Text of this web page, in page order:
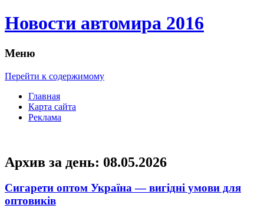
Новости автомира 2016
Меню
Перейти к содержимому
Главная
Карта сайта
Реклама
Архив за день: 08.05.2026
Сигарети оптом Україна — вигідні умови для
оптовиків